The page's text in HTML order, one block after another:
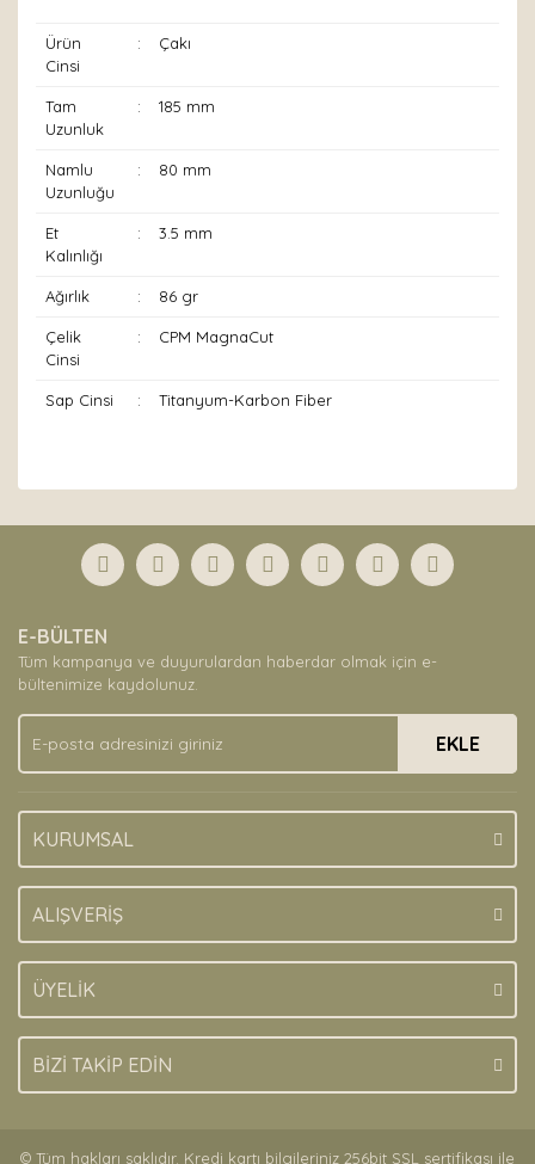
Ürün
Cinsi
: Çakı
Tam
Uzunluk
: 185 mm
Namlu
Uzunluğu
: 80 mm
Et
Kalınlığı
: 3.5 mm
Ağırlık : 86 gr
Çelik
Cinsi
: CPM MagnaCut
Sap Cinsi : Titanyum-Karbon Fiber
Yorum Yaz
formunu kullanarak tarafımıza iletebilirsiniz.
Görüş ve önerileriniz için teşekkür ederiz.
Ürün açıklamasında eksik bilgiler bulunuyor.
Ürün bilgilerinde hatalar bulunuyor.
Ürün fiyatı diğer sitelerden daha pahalı.
Bu ürüne benzer farklı alternatifler olmalı.
E-BÜLTEN
Tüm kampanya ve duyurulardan haberdar olmak için e-
bültenimize kaydolunuz.
EKLE
KURUMSAL
ALIŞVERİŞ
ÜYELİK
BİZİ TAKİP EDİN
© Tüm hakları saklıdır. Kredi kartı bilgileriniz 256bit SSL sertifikası ile